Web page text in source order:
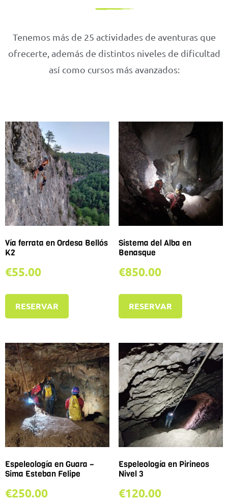
Tenemos más de 25 actividades de aventuras que
ofrecerte, además de distintos niveles de dificultad
así como cursos más avanzados:
Vía ferrata en Ordesa Bellós
K2
€55.00
RESERVAR
Sistema del Alba en
Benasque
€850.00
RESERVAR
Espeleología en Guara –
Sima Esteban Felipe
€250.00
Espeleología en Pirineos
Nivel 3
€120.00